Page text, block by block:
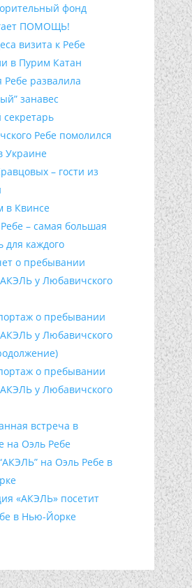
фонд
ПОМОЩЬ!
визита к Ребе
в Пурим Катан
Ребе развалила
занавес
Ребе помолился
Украине
– гости из
в Квинсе
– самая большая
для каждого
о пребывании
у Любавичского
о пребывании
у Любавичского
о пребывании
у Любавичского
встреча в
на Оэль Ребе
на Оэль Ребе в
«АКЭЛЬ» посетит
в Нью-Йорке